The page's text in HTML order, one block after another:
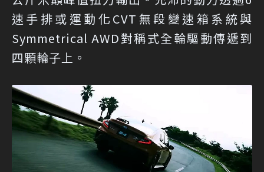
速手排或運動化CVT無段變速箱系統與
Symmetrical AWD對稱式全輪驅動傳遞到
四顆輪子上。